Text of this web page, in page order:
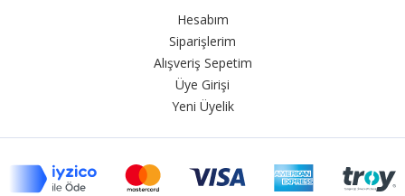
Hesabım
Siparişlerim
Alışveriş Sepetim
Üye Girişi
Yeni Üyelik